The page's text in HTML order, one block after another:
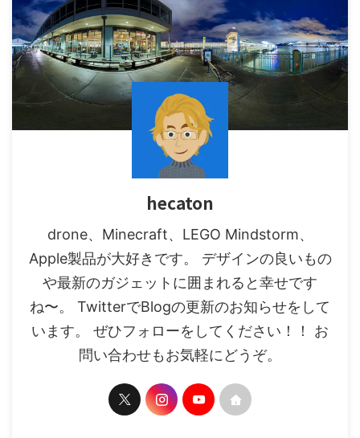
hecaton
drone、Minecraft、LEGO Mindstorm、
Apple製品が大好きです。 デザインの良いもの
や最新のガジェットに囲まれると幸せです
ね〜。 TwitterでBlogの更新のお知らせをして
います。 ぜひフォローをしてください！！ お
問い合わせもお気軽にどうぞ。